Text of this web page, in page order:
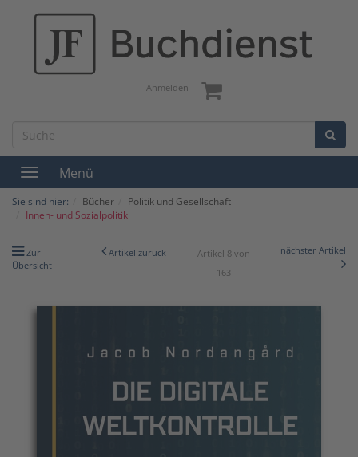
Anmelden
Toggle
navigation
Menü
Sie sind hier: Bücher
Politik und Gesellschaft
Innen- und Sozialpolitik
Zur
Übersicht
Artikel zurück
Artikel 8 von
163
nächster Artikel